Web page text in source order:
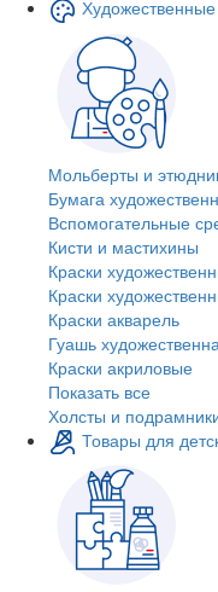
Мольберты и
Бумага
Вспомогательные
Кисти и мастихины
Краски
Краски
Краски акварель
Гуашь
Краски акриловые
Показать все
Холсты и
Товары для